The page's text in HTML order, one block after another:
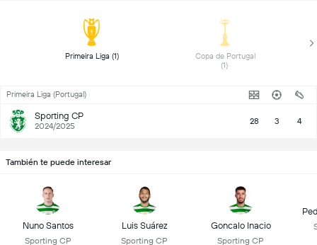
Primeira Liga (1)
Copa de Portugal
(1)
Primeira Liga (Portugal)
Sporting CP
2024/2025 28 3 4
También te puede interesar
Nuno Santos
Sporting CP
Luis Suárez
Sporting CP
Goncalo Inacio
Sporting CP